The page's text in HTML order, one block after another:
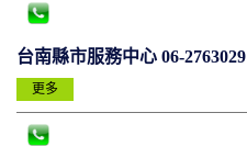
台南縣市服務中心 06-2763029
更多